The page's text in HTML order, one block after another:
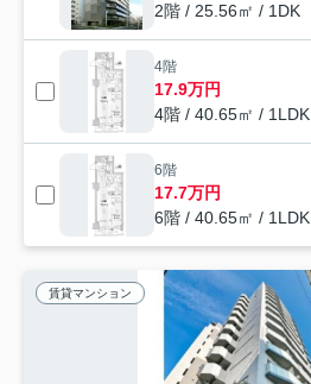
2階 / 25.56㎡ / 1DK
4階
17.9万円
4階 / 40.65㎡ / 1LDK
6階
17.7万円
6階 / 40.65㎡ / 1LDK
賃貸マンション